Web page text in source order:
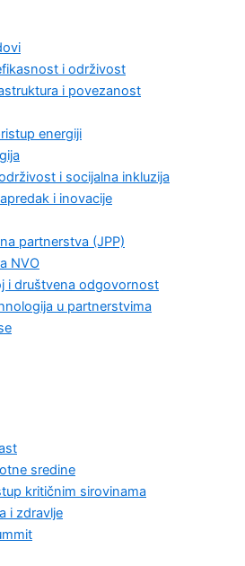
i održivost
i povezanost
energiji
i socijalna inkluzija
i inovacije
partnerstva (JPP)
NVO
i društvena odgovornost
u partnerstvima
sredine
kritičnim sirovinama
i zdravlje